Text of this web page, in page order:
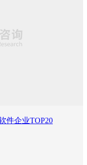
件企业TOP20